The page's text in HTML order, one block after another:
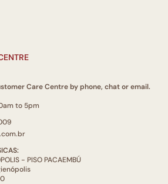
Care Centre by phone, chat or email.
to 5pm
- PISO PACAEMBÚ